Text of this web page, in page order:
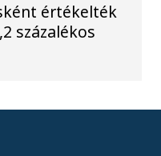
értékelték
százalékos